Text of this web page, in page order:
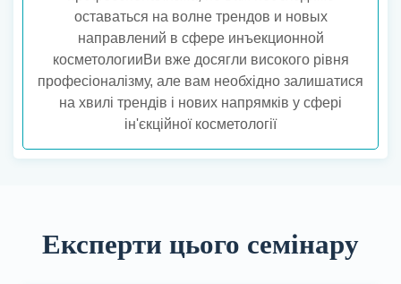
оставаться на волне трендов и новых
направлений в сфере инъекционной
косметологииВи вже досягли високого рівня
професіоналізму, але вам необхідно залишатися
на хвилі трендів і нових напрямків у сфері
ін'єкційної косметології
Експерти цього семінару